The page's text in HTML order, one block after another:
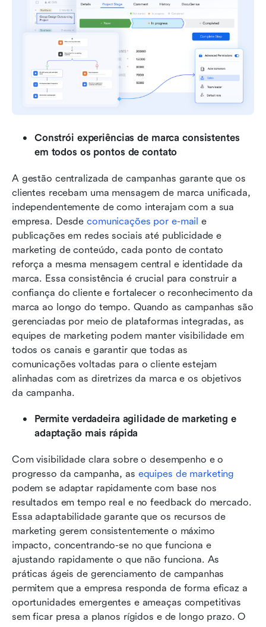
Constrói experiências de marca consistentes
em todos os pontos de contato
A gestão centralizada de campanhas garante que os
clientes recebam uma mensagem de marca unificada,
independentemente de como interajam com a sua
empresa. Desde comunicações por e-mail e
publicações em redes sociais até publicidade e
marketing de conteúdo, cada ponto de contato
reforça a mesma mensagem central e identidade da
marca. Essa consistência é crucial para construir a
confiança do cliente e fortalecer o reconhecimento da
marca ao longo do tempo. Quando as campanhas são
gerenciadas por meio de plataformas integradas, as
equipes de marketing podem manter visibilidade em
todos os canais e garantir que todas as
comunicações voltadas para o cliente estejam
alinhadas com as diretrizes da marca e os objetivos
da campanha.
Permite verdadeira agilidade de marketing e
adaptação mais rápida
Com visibilidade clara sobre o desempenho e o
progresso da campanha, as equipes de marketing
podem se adaptar rapidamente com base nos
resultados em tempo real e no feedback do mercado.
Essa adaptabilidade garante que os recursos de
marketing gerem consistentemente o máximo
impacto, concentrando-se no que funciona e
ajustando rapidamente o que não funciona. As
práticas ágeis de gerenciamento de campanhas
permitem que a empresa responda de forma eficaz a
oportunidades emergentes e ameaças competitivas
sem ficar presa a planos rígidos e de longo prazo. O